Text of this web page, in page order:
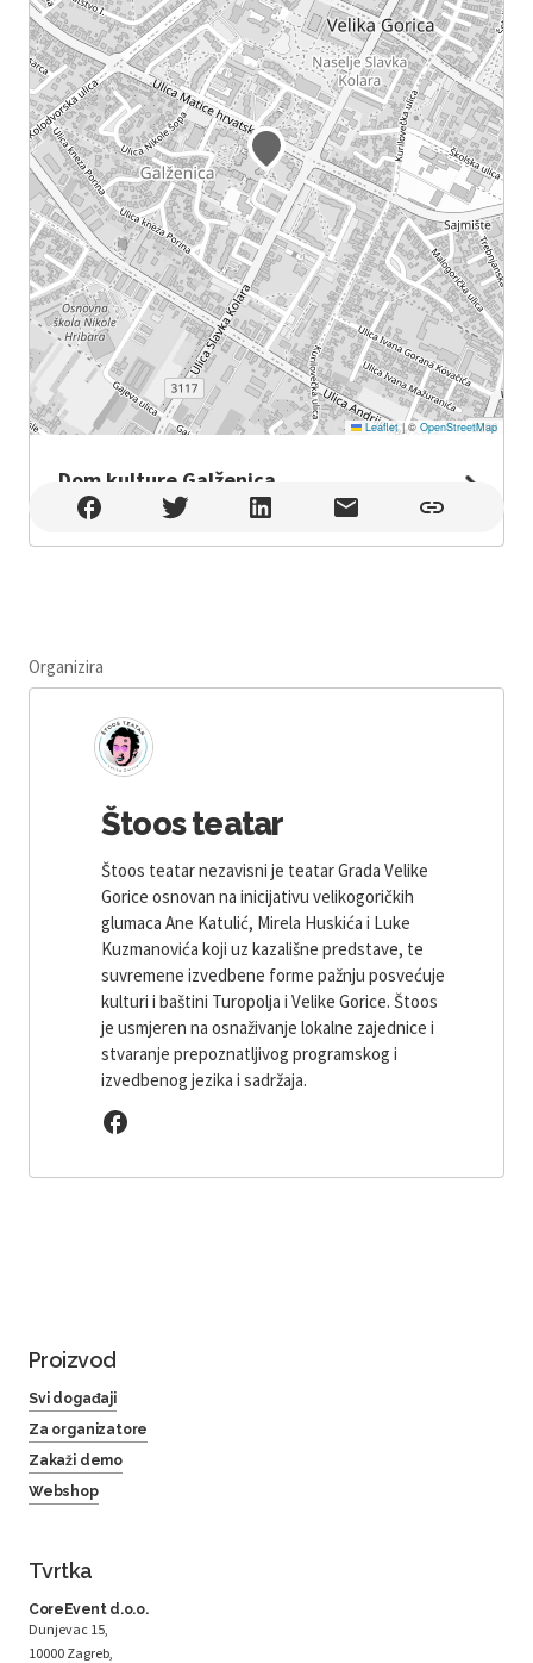
Leaflet |© OpenStreetMap
Dom kulture Galženica
Dom kulture Galženica , Velika Gorica
Organizira
Štoos teatar
Štoos teatar nezavisni je teatar Grada Velike
Gorice osnovan na inicijativu velikogoričkih
glumaca Ane Katulić, Mirela Huskića i Luke
Kuzmanovića koji uz kazališne predstave, te
suvremene izvedbene forme pažnju posvećuje
kulturi i baštini Turopolja i Velike Gorice. Štoos
je usmjeren na osnaživanje lokalne zajednice i
stvaranje prepoznatljivog programskog i
izvedbenog jezika i sadržaja.
Proizvod
Svi događaji
Za organizatore
Zakaži demo
Webshop
Tvrtka
CoreEvent d.o.o.
Dunjevac 15,
10000 Zagreb,